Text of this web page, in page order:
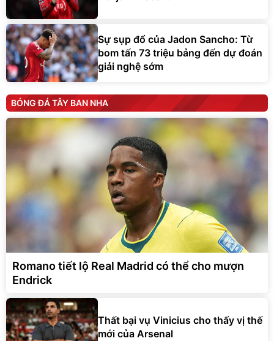
Sự sụp đổ của Jadon Sancho: Từ
bom tấn 73 triệu bảng đến dự đoán
giải nghệ sớm
BÓNG ĐÁ TÂY BAN NHA
Romano tiết lộ Real Madrid có thể cho mượn
Endrick
Thất bại vụ Vinicius cho thấy vị thế
mới của Arsenal